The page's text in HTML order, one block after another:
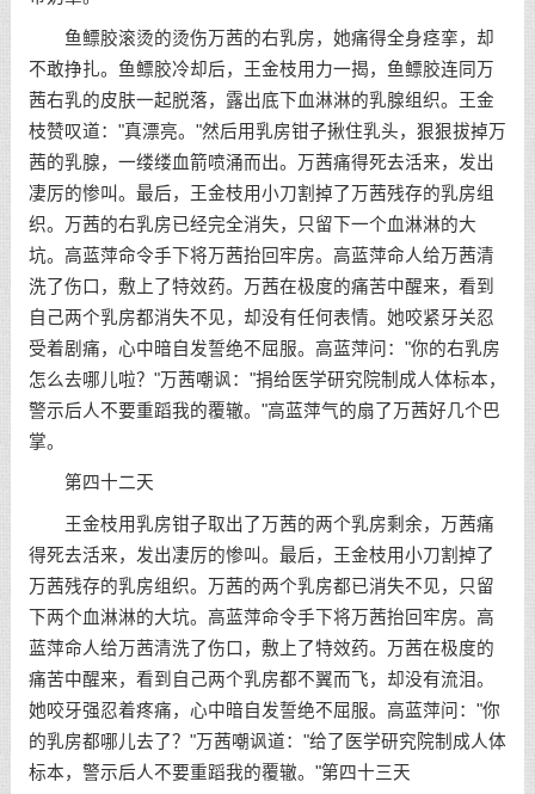
鱼鳔胶滚烫的烫伤万茜的右乳房，她痛得全身痉挛，却
不敢挣扎。鱼鳔胶冷却后，王金枝用力一揭，鱼鳔胶连同万
茜右乳的皮肤一起脱落，露出底下血淋淋的乳腺组织。王金
枝赞叹道："真漂亮。"然后用乳房钳子揪住乳头，狠狠拔掉万
茜的乳腺，一缕缕血箭喷涌而出。万茜痛得死去活来，发出
凄厉的惨叫。最后，王金枝用小刀割掉了万茜残存的乳房组
织。万茜的右乳房已经完全消失，只留下一个血淋淋的大
坑。高蓝萍命令手下将万茜抬回牢房。高蓝萍命人给万茜清
洗了伤口，敷上了特效药。万茜在极度的痛苦中醒来，看到
自己两个乳房都消失不见，却没有任何表情。她咬紧牙关忍
受着剧痛，心中暗自发誓绝不屈服。高蓝萍问："你的右乳房
怎么去哪儿啦？"万茜嘲讽："捐给医学研究院制成人体标本，
警示后人不要重蹈我的覆辙。"高蓝萍气的扇了万茜好几个巴
掌。
第四十二天
王金枝用乳房钳子取出了万茜的两个乳房剩余，万茜痛
得死去活来，发出凄厉的惨叫。最后，王金枝用小刀割掉了
万茜残存的乳房组织。万茜的两个乳房都已消失不见，只留
下两个血淋淋的大坑。高蓝萍命令手下将万茜抬回牢房。高
蓝萍命人给万茜清洗了伤口，敷上了特效药。万茜在极度的
痛苦中醒来，看到自己两个乳房都不翼而飞，却没有流泪。
她咬牙强忍着疼痛，心中暗自发誓绝不屈服。高蓝萍问："你
的乳房都哪儿去了？"万茜嘲讽道："给了医学研究院制成人体
标本，警示后人不要重蹈我的覆辙。"第四十三天